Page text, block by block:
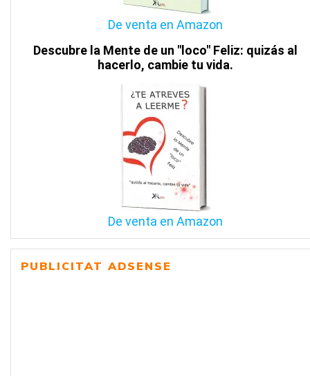
De venta en Amazon
Descubre la Mente de un "loco" Feliz: quizás al
hacerlo, cambie tu vida.
De venta en Amazon
PUBLICITAT ADSENSE